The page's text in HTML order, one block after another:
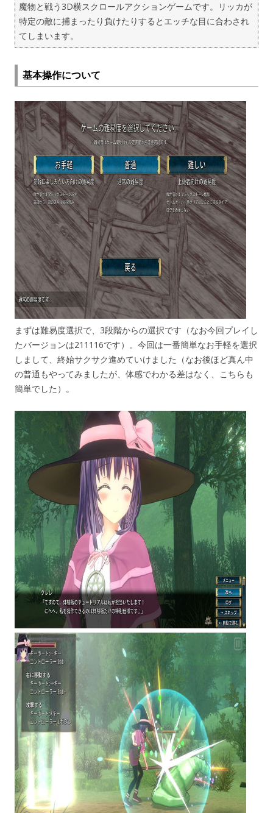
魔物と戦う3D横スクロールアクションゲームです。リッカが
特定の敵に捕まったり負けたりするとエッチな目に合わされ
てしまいます。
基本操作について
まずは難易度選択で、3段階からの選択です（なお今回プレイし
たバージョンは211116です）。今回は一番簡単なお手軽を選択
しまして、終始サクサク進めていけました（なお後ほど真ん中
の普通もやってみましたが、体感でわかる差はなく、こちらも
簡単でした）。